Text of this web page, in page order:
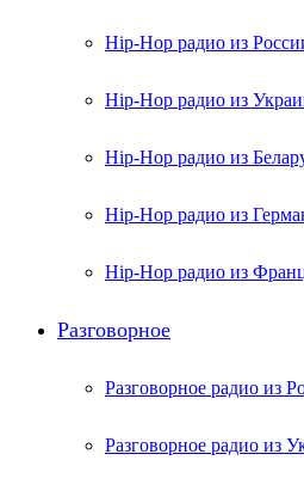
Hip-Hop радио из
Hip-Hop радио из
Hip-Hop радио из
Hip-Hop радио из
Hip-Hop радио из
Разговорное
Разговорное радио из
Разговорное радио из